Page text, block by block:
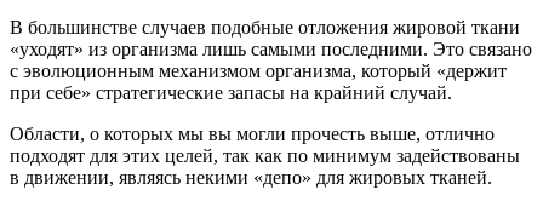
В большинстве случаев подобные отложения жировой ткани
«уходят» из организма лишь самыми последними. Это связано
с эволюционным механизмом организма, который «держит
при себе» стратегические запасы на крайний случай.
Области, о которых мы вы могли прочесть выше, отлично
подходят для этих целей, так как по минимум задействованы
в движении, являясь некими «депо» для жировых тканей.